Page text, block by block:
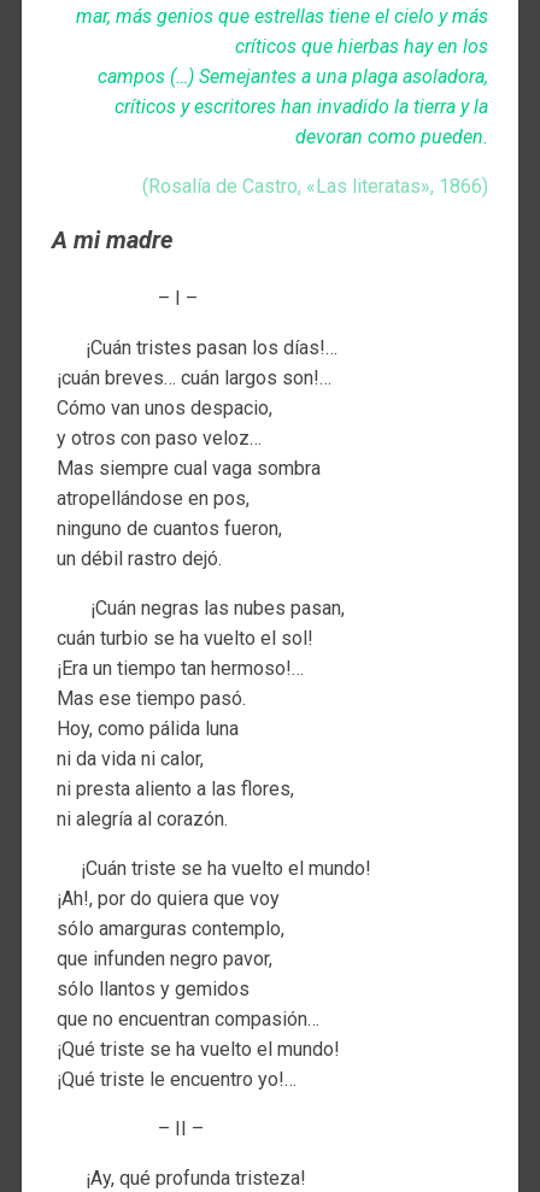
mar, más genios que estrellas tiene el cielo y más
críticos que hierbas hay en los
campos (…) Semejantes a una plaga asoladora,
críticos y escritores han invadido la tierra y la
devoran como pueden.
(Rosalía de Castro, «Las literatas», 1866)
A mi madre
– I –
¡Cuán tristes pasan los días!…
¡cuán breves… cuán largos son!…
Cómo van unos despacio,
y otros con paso veloz…
Mas siempre cual vaga sombra
atropellándose en pos,
ninguno de cuantos fueron,
un débil rastro dejó.
¡Cuán negras las nubes pasan,
cuán turbio se ha vuelto el sol!
¡Era un tiempo tan hermoso!…
Mas ese tiempo pasó.
Hoy, como pálida luna
ni da vida ni calor,
ni presta aliento a las flores,
ni alegría al corazón.
¡Cuán triste se ha vuelto el mundo!
¡Ah!, por do quiera que voy
sólo amarguras contemplo,
que infunden negro pavor,
sólo llantos y gemidos
que no encuentran compasión…
¡Qué triste se ha vuelto el mundo!
¡Qué triste le encuentro yo!…
– II –
¡Ay, qué profunda tristeza!